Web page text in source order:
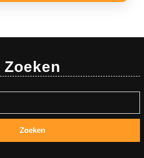
Zoeken